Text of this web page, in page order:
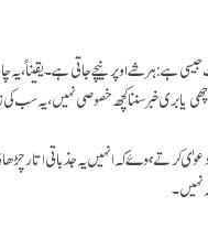
جیسی ہے: ہر شے اوپر نیچے جاتی ہے۔
یا بری خبر سننا کچھ خصوصی نہیں، یہ سب
ہوۓ کہ انہیں یہ جذباتی اتار چڑھاؤ
نہیں۔